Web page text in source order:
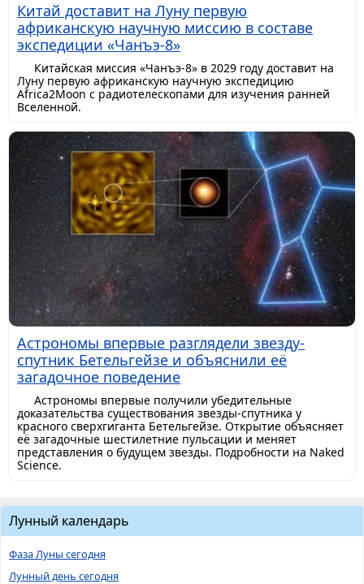
Китай доставит на Луну первую
африканскую научную миссию в составе
экспедиции «Чанъэ-8»
Китайская миссия «Чанъэ-8» в 2029 году доставит на
Луну первую африканскую научную экспедицию
Africa2Moon с радиотелескопами для изучения ранней
Вселенной.
Астрономы впервые разглядели звезду-
спутник Бетельгейзе и объяснили её
загадочное поведение
Астрономы впервые получили убедительные
доказательства существования звезды-спутника у
красного сверхгиганта Бетельгейзе. Открытие объясняет
её загадочные шестилетние пульсации и меняет
представления о будущем звезды. Подробности на Naked
Science.
Лунный календарь
Фаза Луны сегодня
Лунный день сегодня